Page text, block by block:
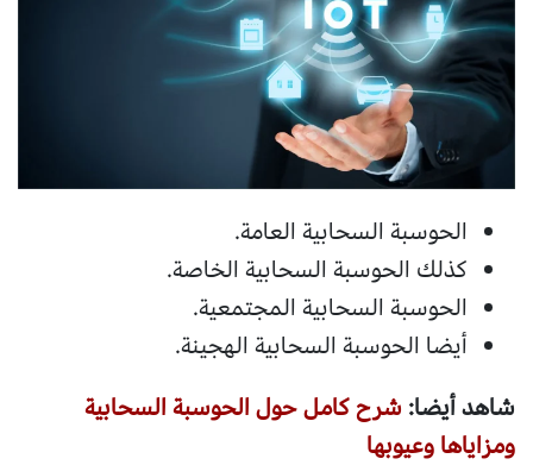
الحوسبة السحابية العامة.
كذلك الحوسبة السحابية الخاصة.
الحوسبة السحابية المجتمعية.
أيضا الحوسبة السحابية الهجينة.
شاهد أيضا: شرح كامل حول الحوسبة السحابية
ومزاياها وعيوبها